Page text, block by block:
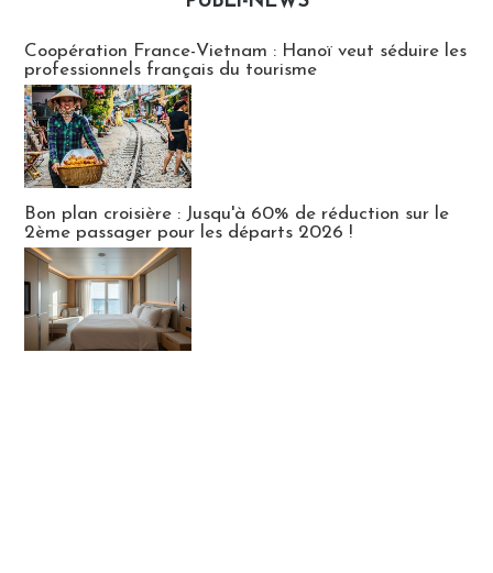
Coopération France-Vietnam : Hanoï veut séduire les
professionnels français du tourisme
Bon plan croisière : Jusqu'à 60% de réduction sur le
2ème passager pour les départs 2026 !